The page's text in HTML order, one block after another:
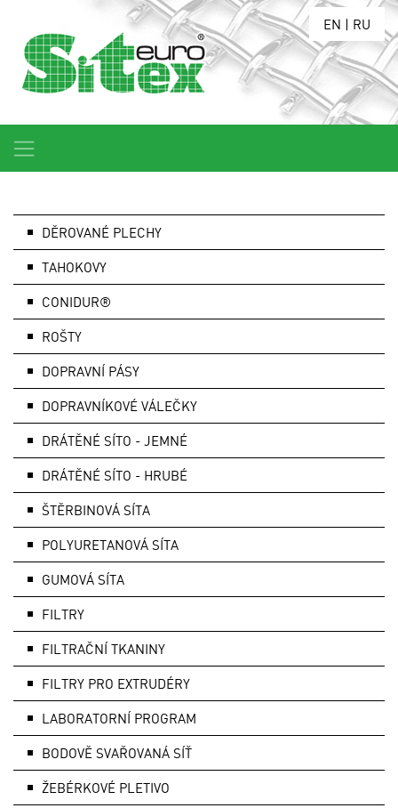
EN | RU
DĚROVANÉ PLECHY
TAHOKOVY
CONIDUR®
ROŠTY
DOPRAVNÍ PÁSY
DOPRAVNÍKOVÉ VÁLEČKY
DRÁTĚNÉ SÍTO - JEMNÉ
DRÁTĚNÉ SÍTO - HRUBÉ
ŠTĚRBINOVÁ SÍTA
POLYURETANOVÁ SÍTA
GUMOVÁ SÍTA
FILTRY
FILTRAČNÍ TKANINY
FILTRY PRO EXTRUDÉRY
LABORATORNÍ PROGRAM
BODOVĚ SVAŘOVANÁ SÍŤ
ŽEBÉRKOVÉ PLETIVO